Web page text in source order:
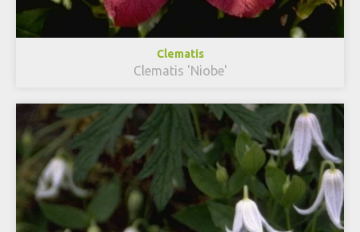
Clematis
Clematis 'Niobe'